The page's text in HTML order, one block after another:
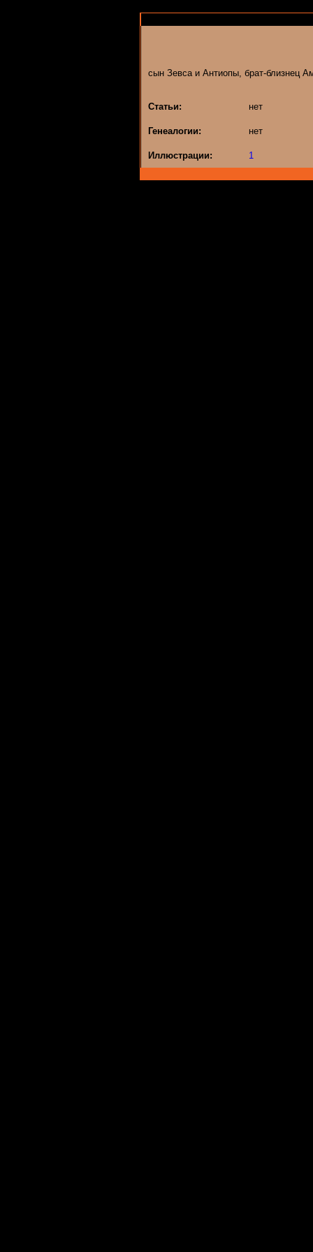
сын Зевса и Антиопы, брат-близнец
Статьи: нет
Генеалогии: нет
Иллюстрации: 1